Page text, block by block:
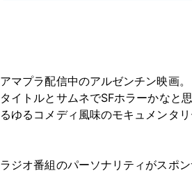
アマプラ配信中のアルゼンチン映画。
タイトルとサムネでSFホラーかなと
るゆるコメディ風味のモキュメンタリ
ラジオ番組のパーソナリティがスポ